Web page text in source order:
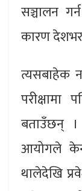
सञ्चालन
कारण
त्यसबाहेक
परीक्षामा
बताउँछन् ।
आयोगले
थालेदेखि